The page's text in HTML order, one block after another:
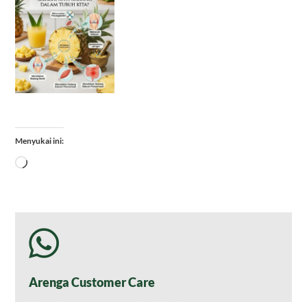
Menyukai ini:
Memuat...
Arenga Customer Care